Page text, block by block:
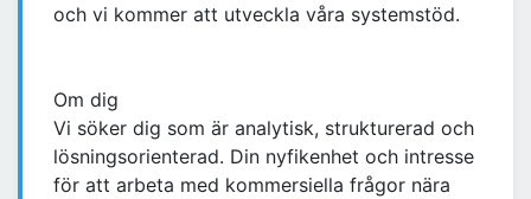
och vi kommer att utveckla våra systemstöd.
Om dig
Vi söker dig som är analytisk, strukturerad och
lösningsorienterad. Din nyfikenhet och intresse
för att arbeta med kommersiella frågor nära